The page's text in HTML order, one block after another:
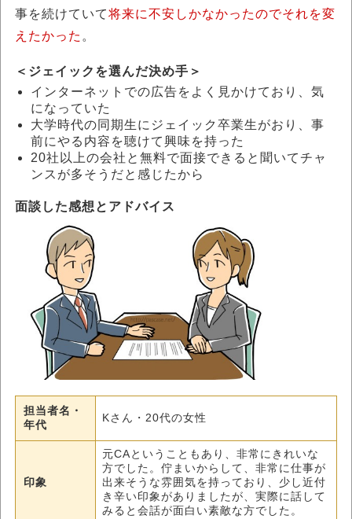
事を続けていて将来に不安しかなかったのでそれを変
えたかった 。
＜ ジェイックを選んだ決め手 ＞
インターネットでの広告をよく見かけており、気
になっていた
大学時代の同期生にジェイック卒業生がおり、事
前にやる内容を聴けて興味を持った
20社以上の会社と無料で面接できると聞いてチャ
ンスが多そうだと感じたから
面談した感想とアドバイス
担当者名・
年代
Kさん・20代の女性
印象
元CAということもあり、非常にきれいな
方でした。佇まいからして、非常に仕事が
出来そうな雰囲気を持っており、少し近付
き辛い印象がありましたが、実際に話して
みると会話が面白い素敵な方でした。